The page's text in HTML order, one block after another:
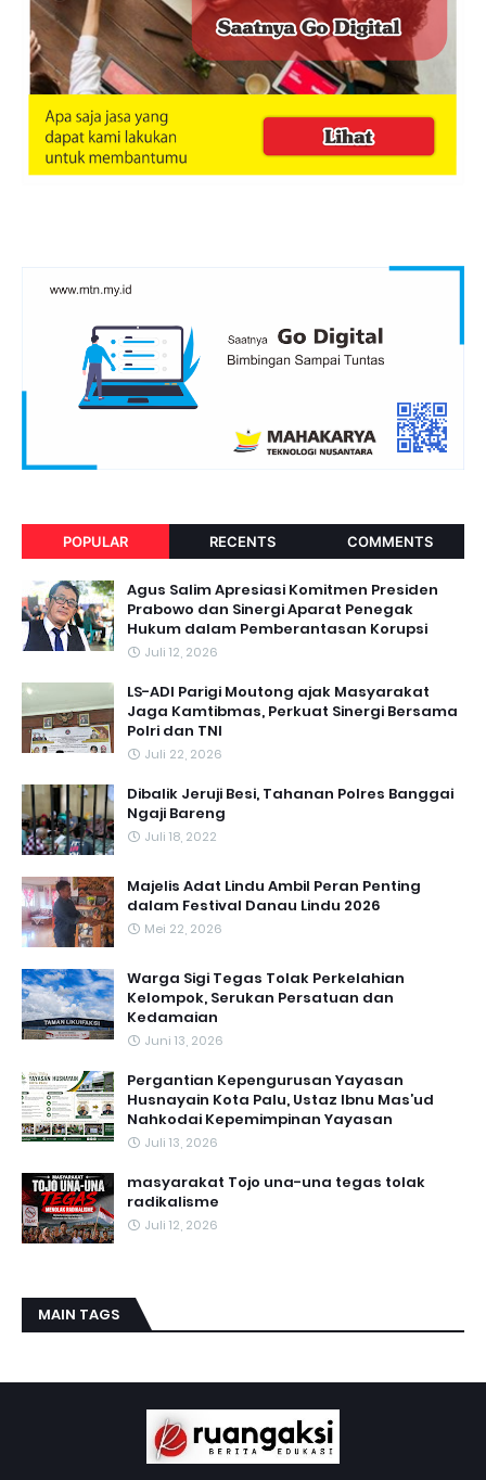
POPULAR RECENTS COMMENTS
Agus Salim Apresiasi Komitmen Presiden
Prabowo dan Sinergi Aparat Penegak
Hukum dalam Pemberantasan Korupsi
Juli 12, 2026
LS-ADI Parigi Moutong ajak Masyarakat
Jaga Kamtibmas, Perkuat Sinergi Bersama
Polri dan TNI
Juli 22, 2026
Dibalik Jeruji Besi, Tahanan Polres Banggai
Ngaji Bareng
Juli 18, 2022
Majelis Adat Lindu Ambil Peran Penting
dalam Festival Danau Lindu 2026
Mei 22, 2026
Warga Sigi Tegas Tolak Perkelahian
Kelompok, Serukan Persatuan dan
Kedamaian
Juni 13, 2026
Pergantian Kepengurusan Yayasan
Husnayain Kota Palu, Ustaz Ibnu Mas’ud
Nahkodai Kepemimpinan Yayasan
Juli 13, 2026
masyarakat Tojo una-una tegas tolak
radikalisme
Juli 12, 2026
MAIN TAGS